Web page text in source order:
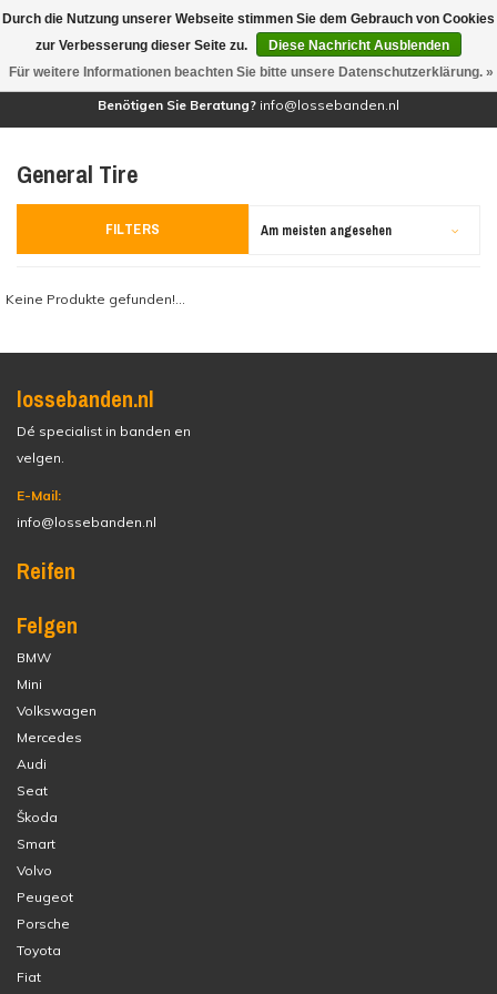
(0)
Benötigen Sie Beratung? info@lossebanden.nl
General Tire
FILTERS Am meisten angesehen
Keine Produkte gefunden!...
lossebanden.nl
Dé specialist in banden en
velgen.
E-Mail:
info@lossebanden.nl
Reifen
Felgen
BMW
Mini
Volkswagen
Mercedes
Audi
Seat
Škoda
Smart
Volvo
Peugeot
Porsche
Toyota
Fiat
Durch die Nutzung unserer Webseite stimmen Sie dem Gebrauch von Cookies
zur Verbesserung dieser Seite zu.
Diese Nachricht Ausblenden
Für weitere Informationen beachten Sie bitte unsere Datenschutzerklärung. »